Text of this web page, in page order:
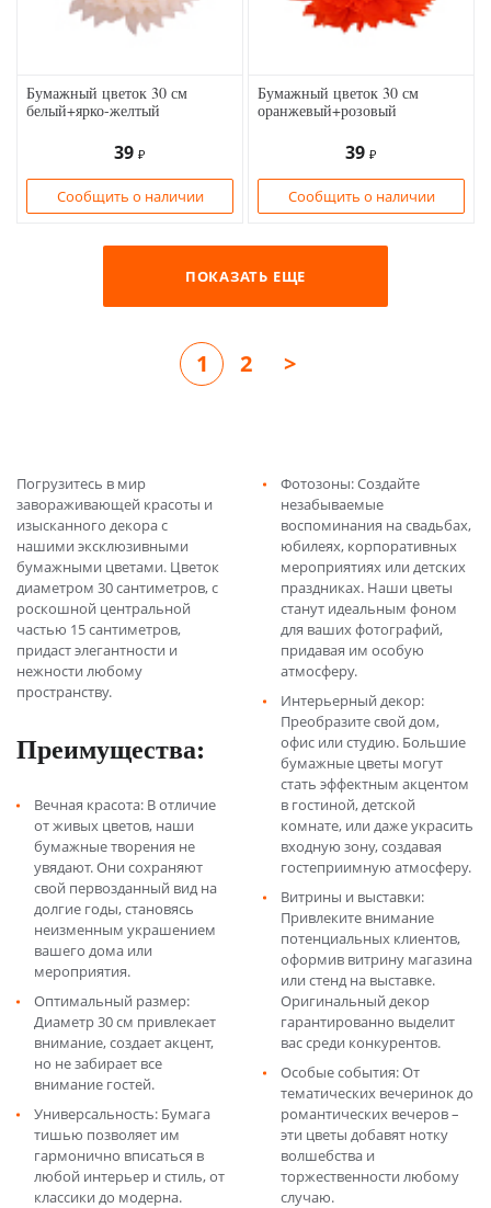
Бумажный цветок 30 см
белый+ярко-желтый
39 ₽
Сообщить о наличии
Бумажный цветок 30 см
оранжевый+розовый
39 ₽
Сообщить о наличии
ПОКАЗАТЬ ЕЩЕ
1 2 >
Погрузитесь в мир
завораживающей красоты и
изысканного декора с
нашими эксклюзивными
бумажными цветами. Цветок
диаметром 30 сантиметров, с
роскошной центральной
частью 15 сантиметров,
придаст элегантности и
нежности любому
пространству.
Преимущества:
Вечная красота: В отличие
от живых цветов, наши
бумажные творения не
увядают. Они сохраняют
свой первозданный вид на
долгие годы, становясь
неизменным украшением
вашего дома или
мероприятия.
Оптимальный размер:
Диаметр 30 см привлекает
внимание, создает акцент,
но не забирает все
внимание гостей.
Универсальность: Бумага
тишью позволяет им
гармонично вписаться в
любой интерьер и стиль, от
классики до модерна.
Фотозоны: Создайте
незабываемые
воспоминания на свадьбах,
юбилеях, корпоративных
мероприятиях или детских
праздниках. Наши цветы
станут идеальным фоном
для ваших фотографий,
придавая им особую
атмосферу.
Интерьерный декор:
Преобразите свой дом,
офис или студию. Большие
бумажные цветы могут
стать эффектным акцентом
в гостиной, детской
комнате, или даже украсить
входную зону, создавая
гостеприимную атмосферу.
Витрины и выставки:
Привлеките внимание
потенциальных клиентов,
оформив витрину магазина
или стенд на выставке.
Оригинальный декор
гарантированно выделит
вас среди конкурентов.
Особые события: От
тематических вечеринок до
романтических вечеров –
эти цветы добавят нотку
волшебства и
торжественности любому
случаю.